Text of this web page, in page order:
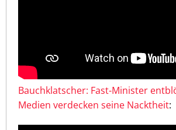
Bauchklatscher: Fast-Minister
Medien verdecken seine Nacktheit: